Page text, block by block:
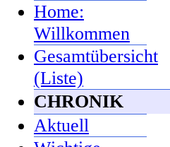
Home:
Willkommen
Gesamtübersicht
(Liste)
CHRONIK
Aktuell